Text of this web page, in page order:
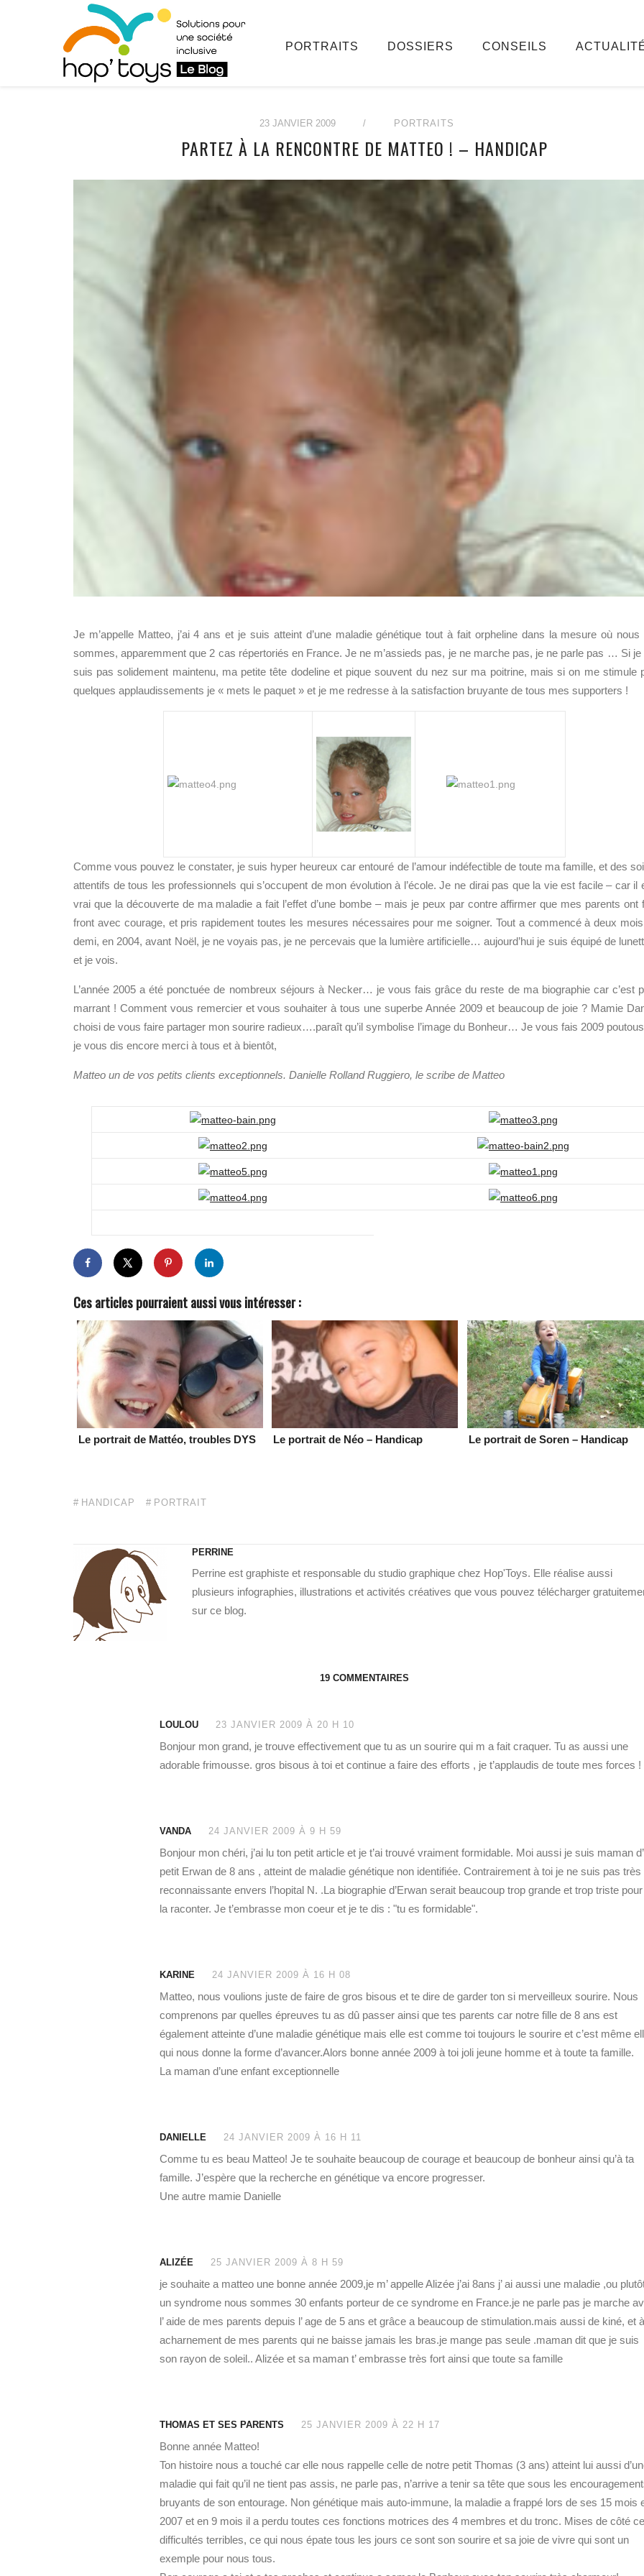
PORTRAITS DOSSIERS CONSEILS
23 JANVIER 2009 / PORTRAITS
PARTEZ À LA RENCONTRE DE MATTEO ! – HANDICAP
Je m’appelle Matteo, j’ai 4 ans et je suis atteint d’une maladie génétique tout à fait orpheline dans la mesure où nous
sommes, apparemment que 2 cas répertoriés en France. Je ne m’assieds pas, je ne marche pas, je ne parle pas … Si je
suis pas solidement maintenu, ma petite tête dodeline et pique souvent du nez sur ma poitrine, mais si on me stimule
quelques applaudissements je « mets le paquet » et je me redresse à la satisfaction bruyante de tous mes supporters !
Comme vous pouvez le constater, je suis hyper heureux car entouré de l’amour indéfectible de toute ma famille, et des
attentifs de tous les professionnels qui s’occupent de mon évolution à l’école. Je ne dirai pas que la vie est facile – car il
vrai que la découverte de ma maladie a fait l’effet d’une bombe – mais je peux par contre affirmer que mes parents ont
front avec courage, et pris rapidement toutes les mesures nécessaires pour me soigner. Tout a commencé à deux
demi, en 2004, avant Noël, je ne voyais pas, je ne percevais que la lumière artificielle… aujourd’hui je suis équipé de
et je vois.
L’année 2005 a été ponctuée de nombreux séjours à Necker… je vous fais grâce du reste de ma biographie car c’est
marrant ! Comment vous remercier et vous souhaiter à tous une superbe Année 2009 et beaucoup de joie ? Mamie
choisi de vous faire partager mon sourire radieux….paraît qu’il symbolise l’image du Bonheur… Je vous fais 2009
je vous dis encore merci à tous et à bientôt,
Matteo un de vos petits clients exceptionnels. Danielle Rolland Ruggiero, le scribe de Matteo
Ces articles pourraient aussi vous intéresser :
Le portrait de Mattéo, troubles DYS Le portrait de Néo – Handicap Le portrait de Soren – Handicap
HANDICAP PORTRAIT
PERRINE
Perrine est graphiste et responsable du studio graphique chez Hop'Toys. Elle réalise aussi
plusieurs infographies, illustrations et activités créatives que vous pouvez télécharger
sur ce blog.
19 COMMENTAIRES
LOULOU 23 JANVIER 2009 À 20 H 10
Bonjour mon grand, je trouve effectivement que tu as un sourire qui m a fait craquer. Tu as aussi une
adorable frimousse. gros bisous à toi et continue a faire des efforts , je t’applaudis de toute mes forces !
VANDA 24 JANVIER 2009 À 9 H 59
Bonjour mon chéri, j’ai lu ton petit article et je t’ai trouvé vraiment formidable. Moi aussi je suis maman
petit Erwan de 8 ans , atteint de maladie génétique non identifiée. Contrairement à toi je ne suis pas très
reconnaissante envers l’hopital N. .La biographie d’Erwan serait beaucoup trop grande et trop triste
la raconter. Je t’embrasse mon coeur et je te dis : "tu es formidable".
KARINE 24 JANVIER 2009 À 16 H 08
Matteo, nous voulions juste de faire de gros bisous et te dire de garder ton si merveilleux sourire. Nous
comprenons par quelles épreuves tu as dû passer ainsi que tes parents car notre fille de 8 ans est
également atteinte d’une maladie génétique mais elle est comme toi toujours le sourire et c’est même
qui nous donne la forme d’avancer.Alors bonne année 2009 à toi joli jeune homme et à toute ta famille.
La maman d’une enfant exceptionnelle
DANIELLE 24 JANVIER 2009 À 16 H 11
Comme tu es beau Matteo! Je te souhaite beaucoup de courage et beaucoup de bonheur ainsi qu’à ta
famille. J’espère que la recherche en génétique va encore progresser.
Une autre mamie Danielle
ALIZÉE 25 JANVIER 2009 À 8 H 59
je souhaite a matteo une bonne année 2009,je m’ appelle Alizée j’ai 8ans j’ ai aussi une maladie ,ou
un syndrome nous sommes 30 enfants porteur de ce syndrome en France.je ne parle pas je marche
l’ aide de mes parents depuis l’ age de 5 ans et grâce a beaucoup de stimulation.mais aussi de kiné, et à
acharnement de mes parents qui ne baisse jamais les bras.je mange pas seule .maman dit que je suis
son rayon de soleil.. Alizée et sa maman t’ embrasse très fort ainsi que toute sa famille
THOMAS ET SES PARENTS 25 JANVIER 2009 À 22 H 17
Bonne année Matteo!
Ton histoire nous a touché car elle nous rappelle celle de notre petit Thomas (3 ans) atteint lui aussi
maladie qui fait qu’il ne tient pas assis, ne parle pas, n’arrive a tenir sa tête que sous les
bruyants de son entourage. Non génétique mais auto-immune, la maladie a frappé lors de ses 15 mois
2007 et en 9 mois il a perdu toutes ces fonctions motrices des 4 membres et du tronc. Mises de côté
difficultés terribles, ce qui nous épate tous les jours ce sont son sourire et sa joie de vivre qui sont un
exemple pour nous tous.